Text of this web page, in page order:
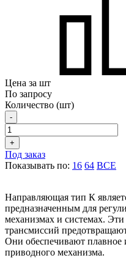
Цена за шт
По запросу
Количество (шт)
-
+
Под заказ
Показывать по: 16 64 ВСЕ
Направляющая тип К
предназначенным для
механизмах и системах.
трансмиссий
Они обеспечивают плавное
приводного механизма.